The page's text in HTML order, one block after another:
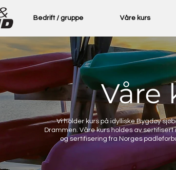
Bedrift / gruppe Våre kurs
Våre
Vi holder kurs på idylliske Bygdøy
Drammen. Våre kurs holdes av
og sertifisering fra Norges